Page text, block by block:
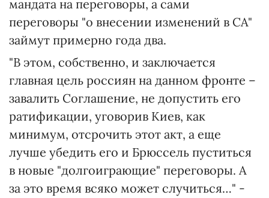
мандата на переговоры, а сами
переговоры "о внесении изменений в СА"
займут примерно года два.
"В этом, собственно, и заключается
главная цель россиян на данном фронте –
завалить Соглашение, не допустить его
ратификации, уговорив Киев, как
минимум, отсрочить этот акт, а еще
лучше убедить его и Брюссель пуститься
в новые "долгоиграющие" переговоры. А
за это время всяко может случиться…" -